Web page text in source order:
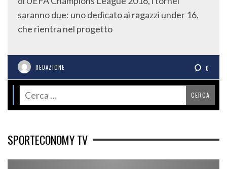
saranno due: uno dedicato ai ragazzi under 16,
che rientra nel progetto
REDAZIONE 0
SPORTECONOMY TV